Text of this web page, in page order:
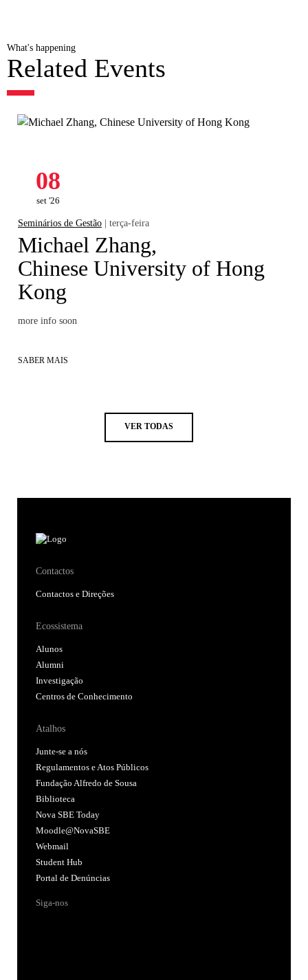
What's happening
Related Events
08
set '26
Seminários de Gestão | terça-feira
Michael Zhang,
Chinese University of Hong
Kong
more info soon
SABER MAIS
VER TODAS
Contactos
Contactos e Direções
Ecossistema
Alunos
Alumni
Investigação
Centros de Conhecimento
Atalhos
Junte-se a nós
Regulamentos e Atos Públicos
Fundação Alfredo de Sousa
Biblioteca
Nova SBE Today
Moodle@NovaSBE
Webmail
Student Hub
Portal de Denúncias
Siga-nos